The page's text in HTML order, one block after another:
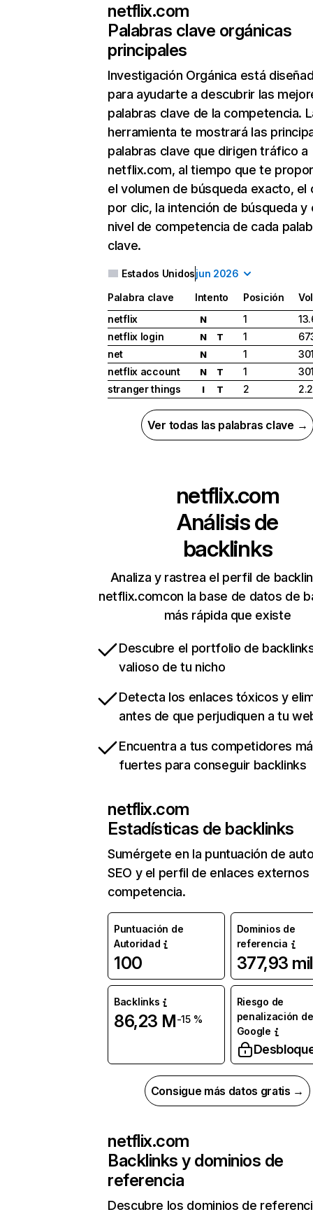
netflix.com
Palabras clave orgánicas
principales
Investigación Orgánica está
para ayudarte a descubrir las
palabras clave de la competencia.
herramienta te mostrará las
palabras clave que dirigen tráfico a
netflix.com, al tiempo que te
el volumen de búsqueda exacto, el
por clic, la intención de búsqueda y
nivel de competencia de cada
clave.
Estados Unidosjun 2026
Palabra clave Intento Posición
netflix
N 1
netflix login
N T 1
net
N 1
netflix account
N T 1
stranger things
I T 2
Ver todas las palabras clave →
netflix.com
Análisis de
backlinks
Analiza y rastrea el perfil de
netflix.comcon la base de datos de
más rápida que existe
Descubre el portfolio de
valioso de tu nicho
Detecta los enlaces tóxicos y
antes de que perjudiquen a tu
Encuentra a tus competidores
fuertes para conseguir backlinks
netflix.com
Estadísticas de backlinks
Sumérgete en la puntuación de
SEO y el perfil de enlaces externos
competencia.
Puntuación de
Autoridad
100
Dominios de
referencia
377,93 mil
Backlinks
86,23 M-15 %
Riesgo de
penalización de
Google
Consigue más datos gratis →
netflix.com
Backlinks y dominios de
referencia
Descubre los dominios de